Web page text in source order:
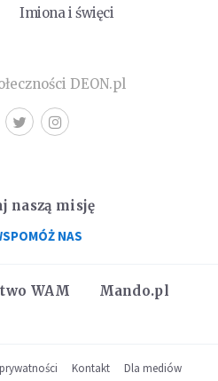
Imiona i święci
DEON.pl
WAM
Mando.pl
naszą misję
NAS
Kontakt Dla mediów